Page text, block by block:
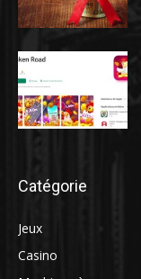
Catégorie
Jeux
Casino